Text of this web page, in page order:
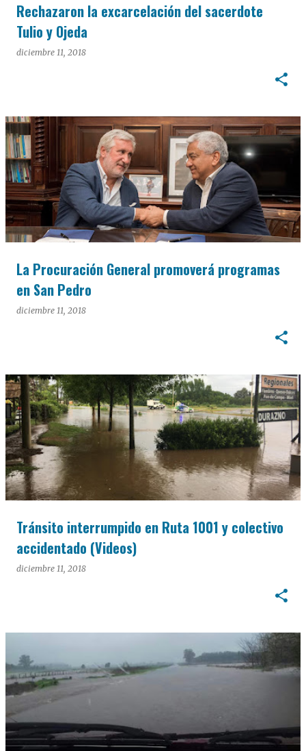
Rechazaron la excarcelación del sacerdote
Tulio y Ojeda
diciembre 11, 2018
La Procuración General promoverá programas
en San Pedro
diciembre 11, 2018
Tránsito interrumpido en Ruta 1001 y colectivo
accidentado (Videos)
diciembre 11, 2018